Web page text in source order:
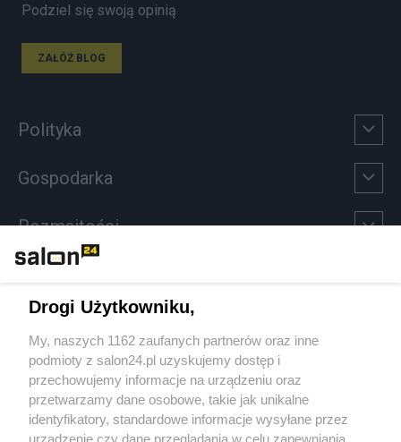
Podziel się swoją opinią
ZAŁÓŻ BLOG
Polityka
Gospodarka
Rozmaitości
Sport
Społeczeństwo
Kultura
Drogi Użytkowniku,
My, naszych 1162 zaufanych partnerów oraz inne
podmioty z salon24.pl uzyskujemy dostęp i
przechowujemy informacje na urządzeniu oraz
przetwarzamy dane osobowe, takie jak unikalne
identyfikatory, standardowe informacje wysyłane przez
urządzenie czy dane przeglądania w celu zapewniania